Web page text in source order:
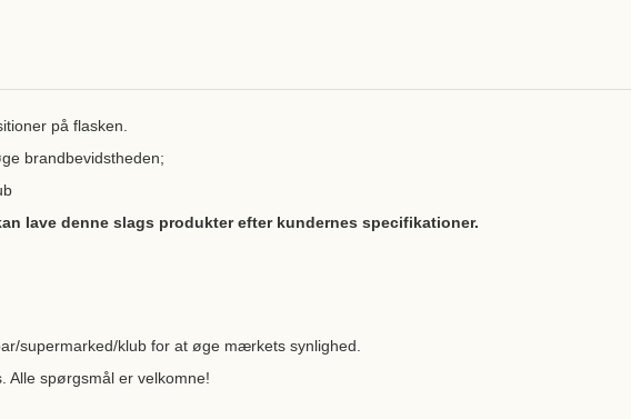
på flasken.
brandbevidstheden;
lave denne slags produkter efter kundernes specifikationer.
supermarked/klub for at øge mærkets synlighed.
Alle spørgsmål er velkomne!